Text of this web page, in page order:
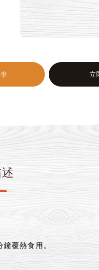
立
鐘覆熱食用。